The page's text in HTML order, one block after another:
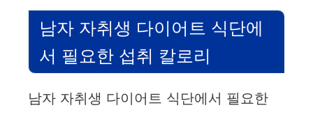
V
i
d
남자 자취생 다이어트 식단에
서 필요한 섭취 칼로리
남자 자취생 다이어트 식단에서 필요한